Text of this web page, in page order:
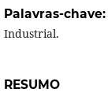
Palavras-chave:
Industrial.
RESUMO